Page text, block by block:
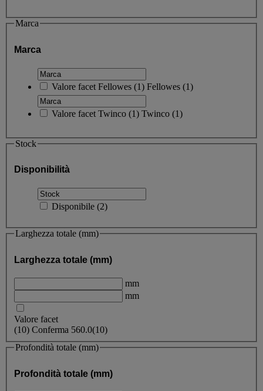
Marca
Marca
Valore facet Fellowes (1) Fellowes (1)
Valore facet Twinco (1) Twinco (1)
Stock
Disponibilità
Disponibile (2)
Larghezza totale (mm)
Larghezza totale (mm)
mm
mm
Valore facet
(10) Conferma 560.0(10)
Profondità totale (mm)
Profondità totale (mm)